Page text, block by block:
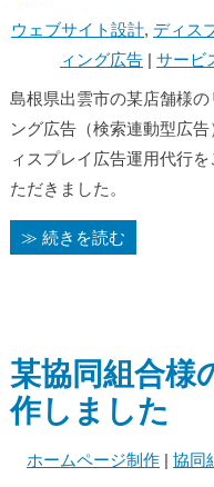
ウェブサイト設計, ディス
ィング広告 |サービ
島根県出雲市の某店舗様の
ング広告（検索連動型広
ィスプレイ広告運用代行を
ただきました。
≫ 続きを読む
某協同組合様
作しました
ホームページ制作 |協同